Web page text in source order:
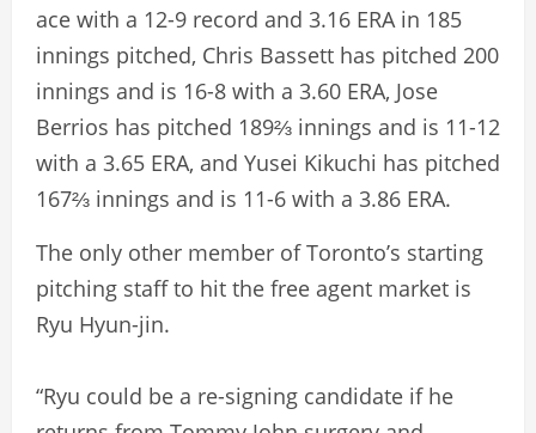
ace with a 12-9 record and 3.16 ERA in 185
innings pitched, Chris Bassett has pitched 200
innings and is 16-8 with a 3.60 ERA, Jose
Berrios has pitched 189⅔ innings and is 11-12
with a 3.65 ERA, and Yusei Kikuchi has pitched
167⅔ innings and is 11-6 with a 3.86 ERA.
The only other member of Toronto’s starting
pitching staff to hit the free agent market is
Ryu Hyun-jin.
“Ryu could be a re-signing candidate if he